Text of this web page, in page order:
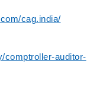
cag.india/
comptroller-auditor-